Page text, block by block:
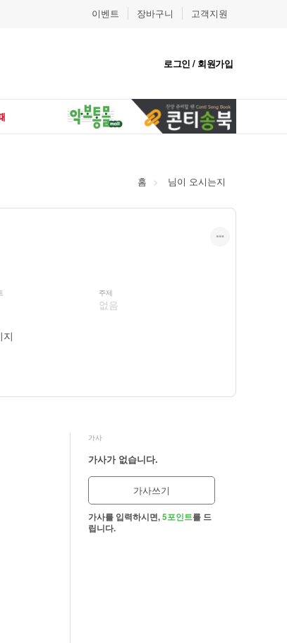
이벤트 장바구니 고객지원
로그인 / 회원가입
홈 님이 오시는지
지
주제
없음
가사
가사가 없습니다.
가사쓰기
가사를 입력하시면,5포인트를 드
립니다.